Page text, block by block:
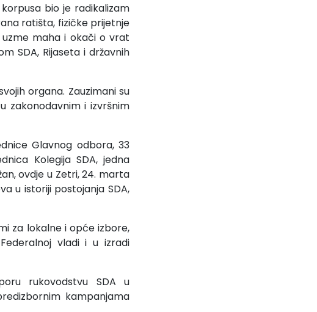
bio je radikalizam
ratišta, fizičke prijetnje
maha i okači o vrat
SDA, Rijaseta i državnih
organa. Zauzimani su
zakonodavnim i izvršnim
Glavnog odbora, 33
Kolegija SDA, jedna
ovdje u Zetri, 24. marta
u istoriji postojanja SDA,
za lokalne i opće izbore,
vladi i u izradi
rukovodstvu SDA u
kampanjama